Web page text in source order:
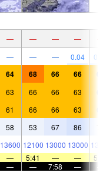
— — — —
— — — 0.04
64 68 66 66
63 66 66 63
61 66 66 63
58 53 67 86
13600 12100 13000 13000
— 5:41 — —
— — 7:58 —